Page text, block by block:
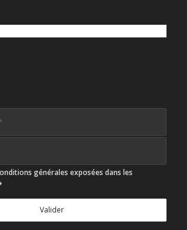
générales exposées dans les